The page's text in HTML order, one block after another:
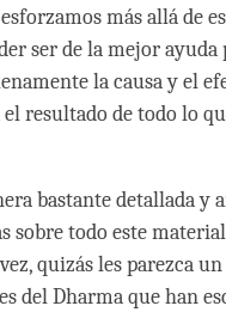
más allá de
ser de la mejor ayuda
la causa y el
resultado de todo lo
bastante detallada y
sobre todo este
quizás les parezca
del Dharma que han